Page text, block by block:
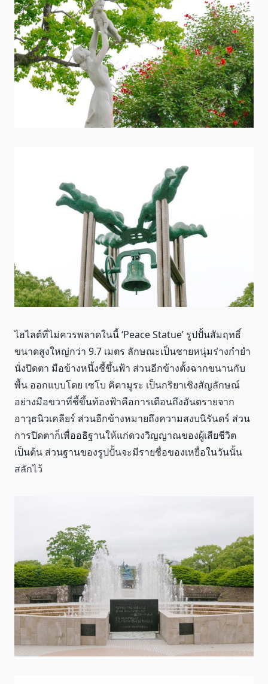
ไฮไลต์ที่ไม่ควรพลาดในนี้ ‘Peace Statue’ รูปปั้นสัมฤทธิ์
ขนาดสูงใหญ่กว่า 9.7 เมตร ลักษณะเป็นชายหนุ่มร่างกำยำ
นั่งปิดตา มือข้างหนึ้งชี้ขึ้นฟ้า ส่วนอีกข้างตั้งฉากขนานกับ
พื้น ออกแบบโดย เซโบ คิตามูระ เป็นกริยาเชิงสัญลักษณ์
อย่างมือขวาที่ชี้ขึ้นท้องฟ้าคือการเตือนถึงอันตรายจาก
อาวุธนิวเคลียร์ ส่วนอีกข้างหมายถึงความสงบนิรันดร์ ส่วน
การปิดตาก็เพื่ออธิฐานให้แก่ดวงวิญญาณของผู้เสียชีวิต
เป็นต้น ส่วนฐานของรูปปั้นจะมีรายชื่อของเหยื่อในวันนั้น
สลักไว้